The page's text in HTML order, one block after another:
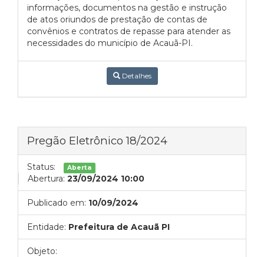
informações, documentos na gestão e instrução
de atos oriundos de prestação de contas de
convênios e contratos de repasse para atender as
necessidades do município de Acauã-PI.
Detalhes
Pregão Eletrônico 18/2024
Status: Aberta
Abertura: 23/09/2024 10:00
Publicado em: 10/09/2024
Entidade: Prefeitura de Acauã PI
Objeto: